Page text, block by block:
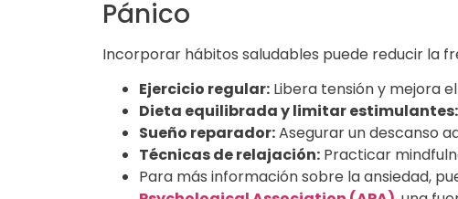
Pánico
Incorporar hábitos saludables puede reducir la
Ejercicio regular: Libera tensión y mejora
Dieta equilibrada y limitar estimulantes:
Sueño reparador:Asegurar un descanso
Técnicas de relajación: Practicar
Para más información sobre la ansiedad,